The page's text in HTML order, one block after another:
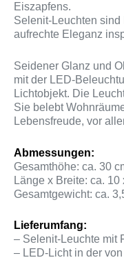
Eiszapfens.
Selenit-Leuchten
aufrechte Eleganz
Seidener Glanz und
mit der LED-
Lichtobjekt. Die
Sie belebt
Lebensfreude, vor
Abmessungen:
Gesamthöhe: ca. 30
Länge x Breite: ca. 10
Gesamtgewicht: ca.
Lieferumfang:
– Selenit-Leuchte mit
– LED-Licht in der